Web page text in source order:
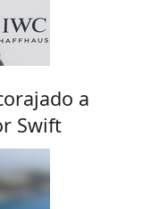
a
Swift